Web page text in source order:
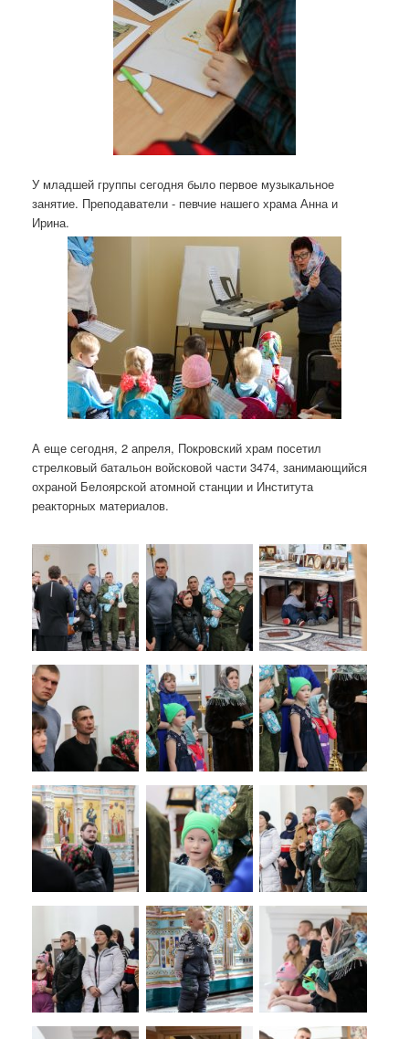
У младшей группы сегодня было первое музыкальное
занятие. Преподаватели - певчие нашего храма Анна и
Ирина.
А еще сегодня, 2 апреля, Покровский храм посетил
стрелковый батальон войсковой части 3474, занимающийся
охраной Белоярской атомной станции и Института
реакторных материалов.